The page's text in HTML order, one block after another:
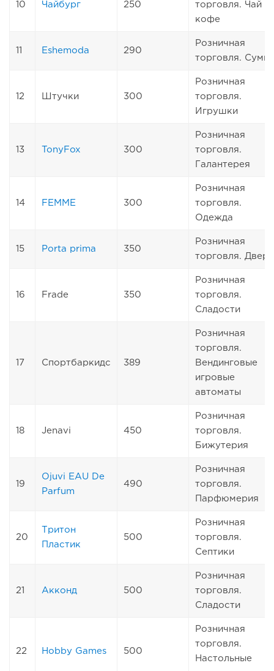
10 Чайбург 250
торговля. Чай и
кофе
Eshemoda 290
Розничная
торговля. Сумки
12 Штучки 300
Розничная
торговля.
Игрушки
13 TonyFox 300
Розничная
торговля.
Галантерея
14 FEMME 300
Розничная
торговля.
Одежда
15 Porta prima 350
Розничная
торговля. Двери
16 Frade 350
Розничная
торговля.
Сладости
17 Спортбаркидс 389
Розничная
торговля.
Вендинговые
игровые
автоматы
18 Jenavi 450
Розничная
торговля.
Бижутерия
19
Ojuvi EAU De
Parfum
490
Розничная
торговля.
Парфюмерия
20
Тритон
Пластик
500
Розничная
торговля.
Септики
21 Акконд 500
Розничная
торговля.
Сладости
22 Hobby Games 500
Розничная
торговля.
Настольные